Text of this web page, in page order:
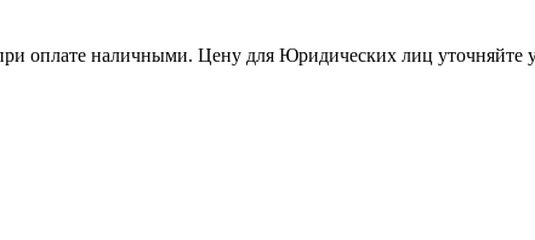
оплате наличными. Цену для Юридических лиц уточняйте